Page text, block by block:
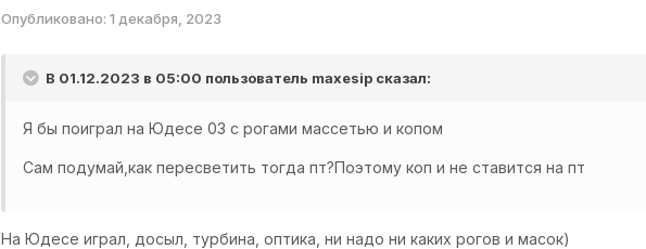
Опубликовано:1 декабря, 2023
В 01.12.2023 в 05:00 пользователь maxesip сказал:
Я бы поиграл на Юдесе 03 с рогами массетью и копом
Сам подумай,как пересветить тогда пт?Поэтому коп и не ставится на пт
На Юдесе играл, досыл, турбина, оптика, ни надо ни каких рогов и масок)